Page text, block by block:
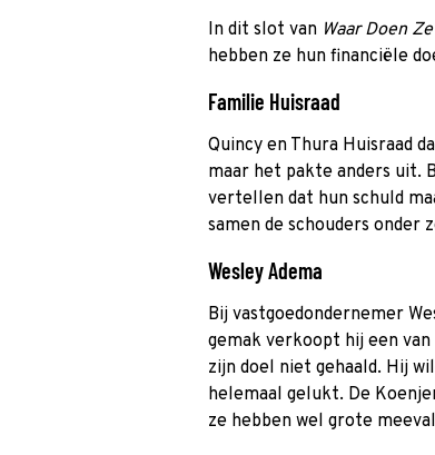
In dit slot van Waar Doen
hebben ze hun financiële
Familie Huisraad
Quincy en Thura Huisraad
maar het pakte anders uit.
vertellen dat hun schuld
samen de schouders
Wesley Adema
Bij vastgoedondernemer
gemak verkoopt hij een
zijn doel niet gehaald. Hij
helemaal gelukt. De
ze hebben wel grote